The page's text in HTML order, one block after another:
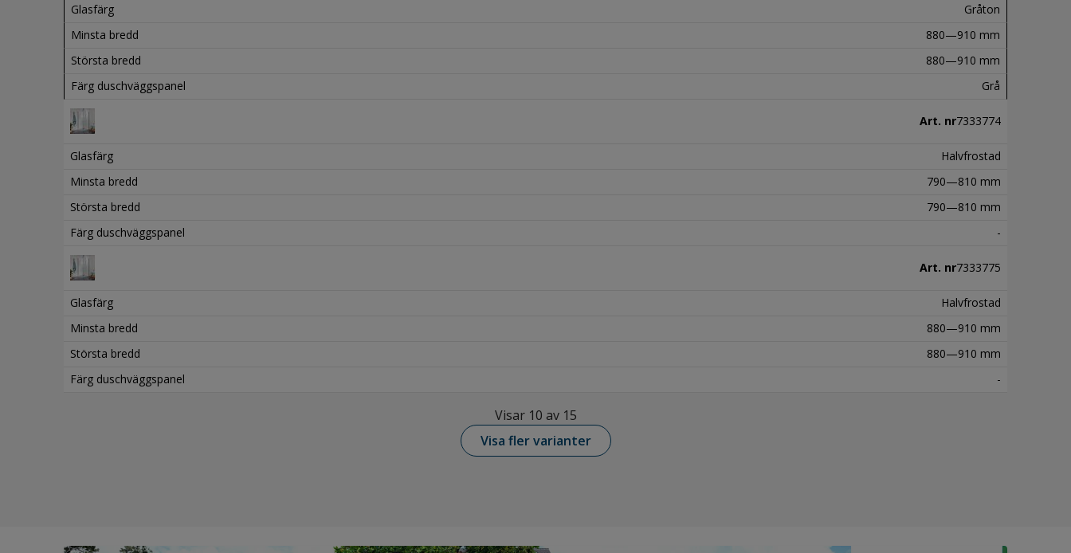
Glasfärg
Gråton
Minsta bredd
880—910 mm
Största bredd
880—910 mm
Färg duschväggspanel
Grå
Art. nr7333774
Glasfärg
Halvfrostad
Minsta bredd
790—810 mm
Största bredd
790—810 mm
Färg duschväggspanel
-
Art. nr7333775
Glasfärg
Halvfrostad
Minsta bredd
880—910 mm
Största bredd
880—910 mm
Färg duschväggspanel
-
Visar 10 av 15
Visa fler varianter